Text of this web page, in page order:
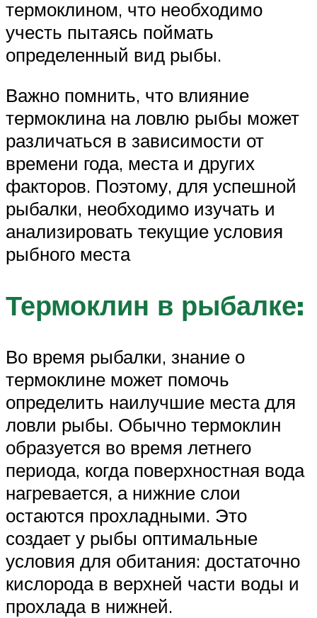
термоклином, что необходимо
учесть пытаясь поймать
определенный вид рыбы.
Важно помнить, что влияние
термоклина на ловлю рыбы может
различаться в зависимости от
времени года, места и других
факторов. Поэтому, для успешной
рыбалки, необходимо изучать и
анализировать текущие условия
рыбного места
Термоклин в рыбалке:
Во время рыбалки, знание о
термоклине может помочь
определить наилучшие места для
ловли рыбы. Обычно термоклин
образуется во время летнего
периода, когда поверхностная вода
нагревается, а нижние слои
остаются прохладными. Это
создает у рыбы оптимальные
условия для обитания: достаточно
кислорода в верхней части воды и
прохлада в нижней.